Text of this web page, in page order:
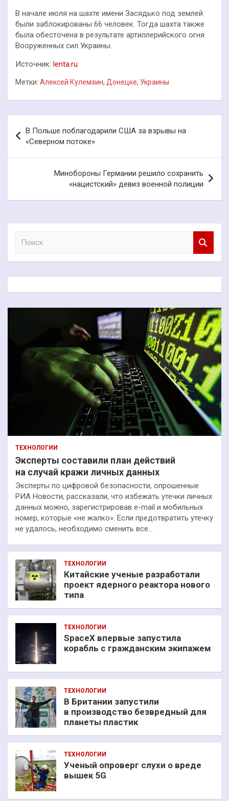
В начале июля на шахте имени Засядько под землей
были заблокированы 66 человек. Тогда шахта также
была обесточена в результате артиллерийского огня
Вооруженных сил Украины.
Источник: lenta.ru
Метки: Алексей Кулемзин, Донецке, Украины
по
записям
В Польше поблагодарили США за взрывы на
«Северном потоке»
Минобороны Германии решило сохранить
«нацистский» девиз военной полиции
к
ТЕХНОЛОГИИ
Эксперты составили план действий
на случай кражи личных данных
Эксперты по цифровой безопасности, опрошенные
РИА Новости, рассказали, что избежать утечки личных
данных можно, зарегистрировав e-mail и мобильных
номер, которые «не жалко». Если предотвратить утечку
не удалось, необходимо сменить все…
ТЕХНОЛОГИИ
Китайские ученые разработали
проект ядерного реактора нового
типа
ТЕХНОЛОГИИ
SpaceX впервые запустила
корабль с гражданским экипажем
ТЕХНОЛОГИИ
В Британии запустили
в производство безвредный для
планеты пластик
ТЕХНОЛОГИИ
Ученый опроверг слухи о вреде
вышек 5G